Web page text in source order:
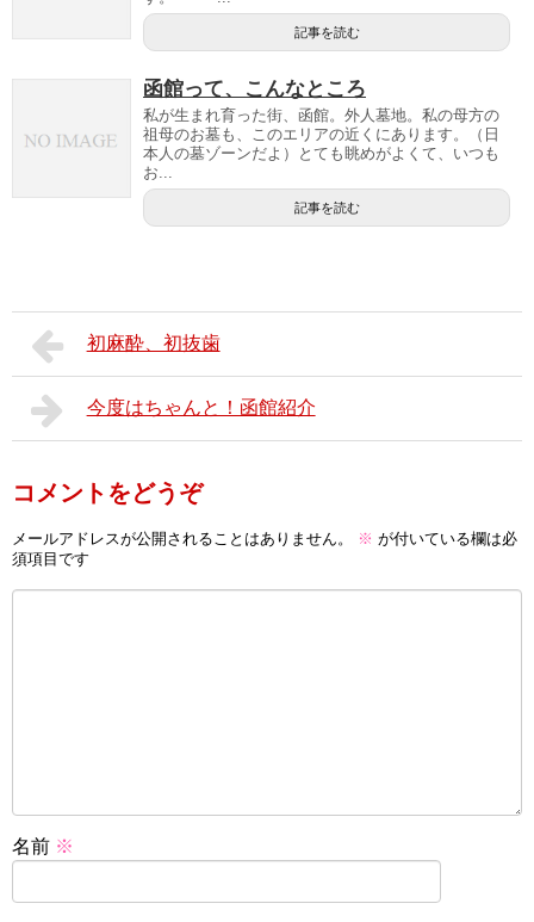
記事を読む
函館って、こんなところ
私が生まれ育った街、函館。外人墓地。私の母方の
祖母のお墓も、このエリアの近くにあります。（日
本人の墓ゾーンだよ）とても眺めがよくて、いつも
お...
記事を読む
初麻酔、初抜歯
今度はちゃんと！函館紹介
コメントをどうぞ
メールアドレスが公開されることはありません。 ※ が付いている欄は必
須項目です
名前 ※